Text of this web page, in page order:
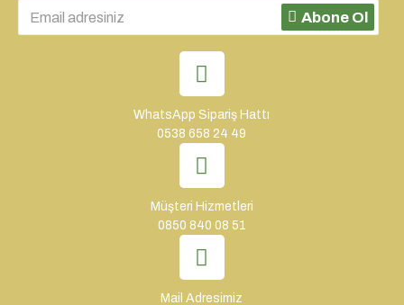
Abone Ol
WhatsApp Sipariş Hattı
0538 658 24 49
Müşteri Hizmetleri
0850 840 08 51
Mail Adresimiz